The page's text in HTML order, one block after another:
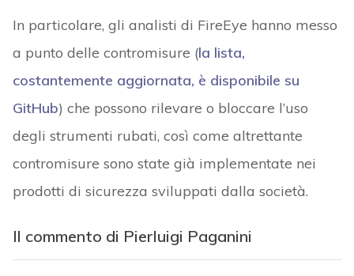
In particolare, gli analisti di FireEye hanno messo
a punto delle contromisure (la lista,
costantemente aggiornata, è disponibile su
GitHub) che possono rilevare o bloccare l’uso
degli strumenti rubati, così come altrettante
contromisure sono state già implementate nei
prodotti di sicurezza sviluppati dalla società.
Il commento di Pierluigi Paganini